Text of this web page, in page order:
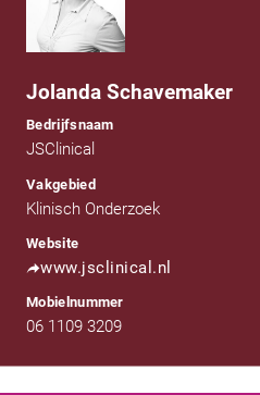
Jolanda Schavemaker
Bedrijfsnaam
JSClinical
Vakgebied
Klinisch Onderzoek
Website
www.jsclinical.nl
Mobielnummer
06 1109 3209